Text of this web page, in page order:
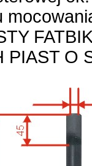
PIAST O